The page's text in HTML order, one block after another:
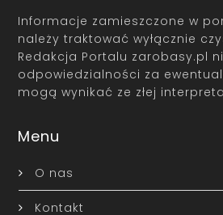
Informacje zamieszczone w
należy traktować wyłącznie
Redakcja Portalu zarobasy.pl
odpowiedzialności za
mogą wynikać ze złej
Menu
O nas
Kontakt